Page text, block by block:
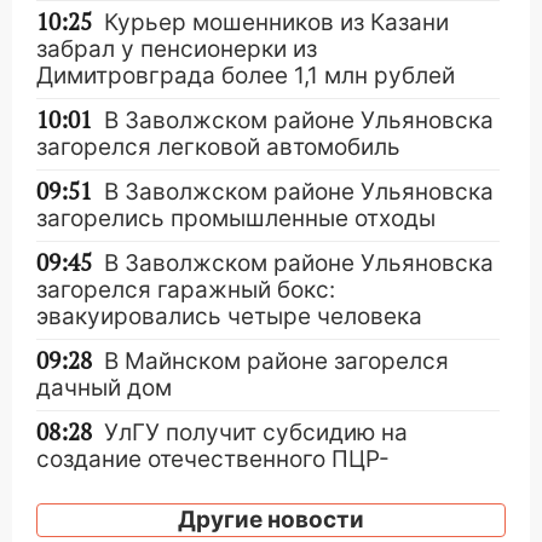
10:25 Курьер мошенников из Казани
забрал у пенсионерки из
Димитровграда более 1,1 млн рублей
10:01 В Заволжском районе Ульяновска
загорелся легковой автомобиль
09:51 В Заволжском районе Ульяновска
загорелись промышленные отходы
09:45 В Заволжском районе Ульяновска
загорелся гаражный бокс:
эвакуировались четыре человека
09:28 В Майнском районе загорелся
дачный дом
08:28 УлГУ получит субсидию на
создание отечественного ПЦР-
07:17 Какая погода ждёт Ульяновскую
Другие новости